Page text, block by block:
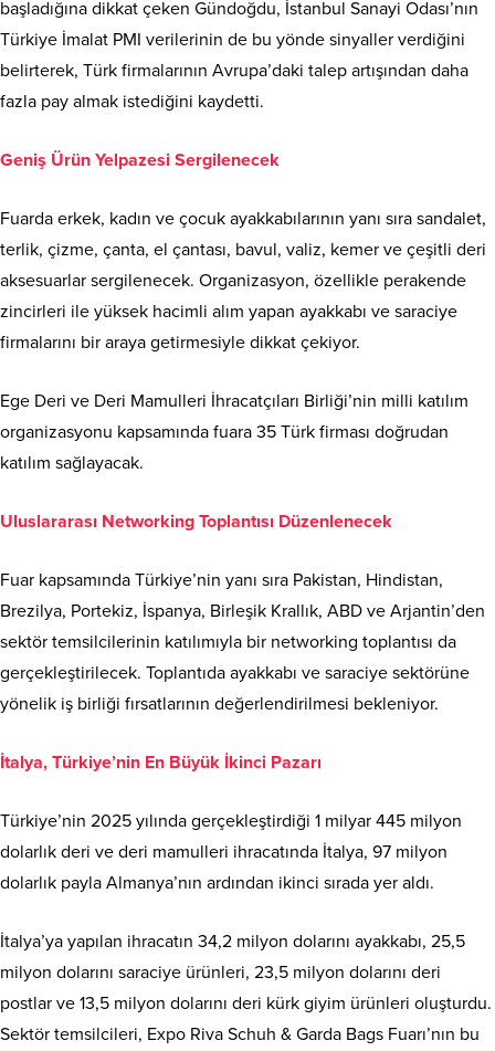
başladığına dikkat çeken Gündoğdu, İstanbul Sanayi Odası’nın
Türkiye İmalat PMI verilerinin de bu yönde sinyaller verdiğini
belirterek, Türk firmalarının Avrupa’daki talep artışından daha
fazla pay almak istediğini kaydetti.
Geniş Ürün Yelpazesi Sergilenecek
Fuarda erkek, kadın ve çocuk ayakkabılarının yanı sıra sandalet,
terlik, çizme, çanta, el çantası, bavul, valiz, kemer ve çeşitli deri
aksesuarlar sergilenecek. Organizasyon, özellikle perakende
zincirleri ile yüksek hacimli alım yapan ayakkabı ve saraciye
firmalarını bir araya getirmesiyle dikkat çekiyor.
Ege Deri ve Deri Mamulleri İhracatçıları Birliği’nin milli katılım
organizasyonu kapsamında fuara 35 Türk firması doğrudan
katılım sağlayacak.
Uluslararası Networking Toplantısı Düzenlenecek
Fuar kapsamında Türkiye’nin yanı sıra Pakistan, Hindistan,
Brezilya, Portekiz, İspanya, Birleşik Krallık, ABD ve Arjantin’den
sektör temsilcilerinin katılımıyla bir networking toplantısı da
gerçekleştirilecek. Toplantıda ayakkabı ve saraciye sektörüne
yönelik iş birliği fırsatlarının değerlendirilmesi bekleniyor.
İtalya, Türkiye’nin En Büyük İkinci Pazarı
Türkiye’nin 2025 yılında gerçekleştirdiği 1 milyar 445 milyon
dolarlık deri ve deri mamulleri ihracatında İtalya, 97 milyon
dolarlık payla Almanya’nın ardından ikinci sırada yer aldı.
İtalya’ya yapılan ihracatın 34,2 milyon dolarını ayakkabı, 25,5
milyon dolarını saraciye ürünleri, 23,5 milyon dolarını deri
postlar ve 13,5 milyon dolarını deri kürk giyim ürünleri oluşturdu.
Sektör temsilcileri, Expo Riva Schuh & Garda Bags Fuarı’nın bu